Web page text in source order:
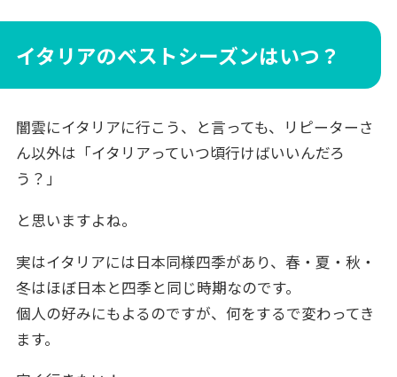
イタリアのベストシーズンはいつ？
闇雲にイタリアに行こう、と言っても、リピーターさ
ん以外は「イタリアっていつ頃行けばいいんだろ
う？」
と思いますよね。
実はイタリアには日本同様四季があり、春・夏・秋・
冬はほぼ日本と四季と同じ時期なのです。
個人の好みにもよるのですが、何をするで変わってき
ます。